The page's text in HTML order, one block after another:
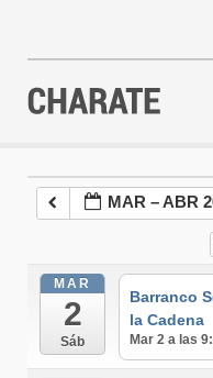
AGENDA
ACTIVIDADES
EQUIPO
CONTACTO
MAR – ABR
MAR
2
Sáb
Barranco
la Cadena
Mar 2 a las